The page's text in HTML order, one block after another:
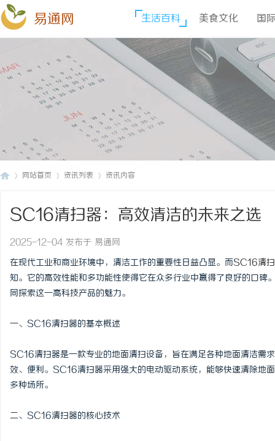
易通网 生活百科 美食文化 国
网站首页 资讯列表 资讯内容
SC16清扫器：高效清洁的未来之选
2025-12-04 发布于 易通网
在现代工业和商业环境中，清洁工作的重要性日益凸显。而SC16清
知。它的高效性能和多功能性使得它在众多行业中赢得了良好的口
同探索这一高科技产品的魅力。
一、SC16清扫器的基本概述
SC16清扫器是一款专业的地面清扫设备，旨在满足各种地面清洁需
效、便利。SC16清扫器采用强大的电动驱动系统，能够快速清除地
多种场所。
二、SC16清扫器的核心技术